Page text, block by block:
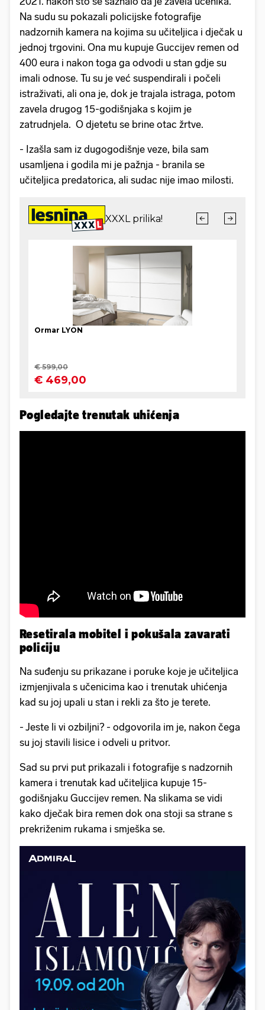
Na sudu su pokazali policijske fotografije
nadzornih kamera na kojima su učiteljica i dječak u
jednoj trgovini. Ona mu kupuje Guccijev remen od
400 eura i nakon toga ga odvodi u stan gdje su
imali odnose. Tu su je već suspendirali i počeli
istraživati, ali ona je, dok je trajala istraga, potom
zavela drugog 15-godišnjaka s kojim je
zatrudnjela. O djetetu se brine otac žrtve.
- Izašla sam iz dugogodišnje veze, bila sam
usamljena i godila mi je pažnja - branila se
učiteljica predatorica, ali sudac nije imao milosti.
Pogledajte trenutak uhićenja
Resetirala mobitel i pokušala zavarati
policiju
Na suđenju su prikazane i poruke koje je učiteljica
izmjenjivala s učenicima kao i trenutak uhićenja
kad su joj upali u stan i rekli za što je terete.
- Jeste li vi ozbiljni? - odgovorila im je, nakon čega
su joj stavili lisice i odveli u pritvor.
Sad su prvi put prikazali i fotografije s nadzornih
kamera i trenutak kad učiteljica kupuje 15-
godišnjaku Guccijev remen. Na slikama se vidi
kako dječak bira remen dok ona stoji sa strane s
prekriženim rukama i smješka se.